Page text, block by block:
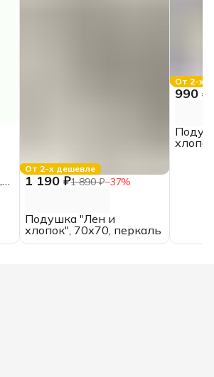
От 2-х дешевле
1 190 ₽1 890 ₽−37%
Подушка "Лен и
хлопок", 70х70, перкаль
От 2-х
990 ₽